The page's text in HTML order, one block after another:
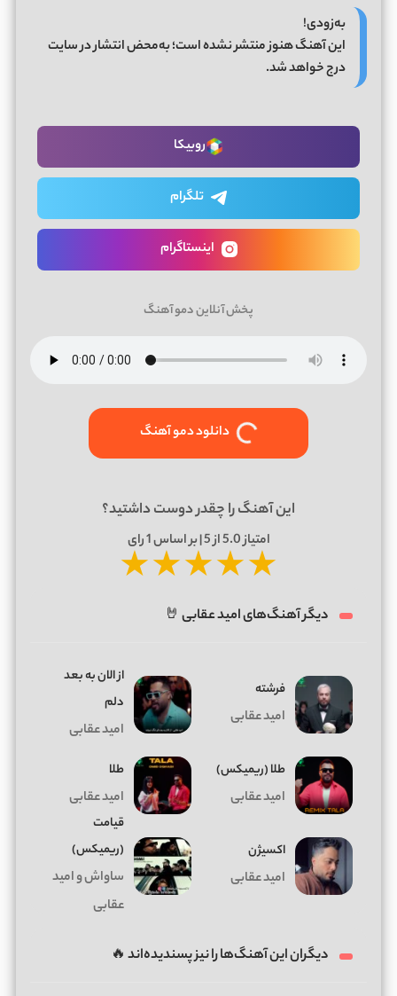
به‌زودی!
این آهنگ هنوز منتشر نشده است؛ به‌محض انتشار در سایت
درج خواهد شد.
روبیکا
تلگرام
اینستاگرام
پخش آنلاین دمو آهنگ
دانلود دمو آهنگ
این آهنگ را چقدر دوست داشتید؟
امتیاز5.0از 5 | بر اساس 1رای
★★★★★
دیگر آهنگ‌های امید عقابی 🤘
فرشته
امید عقابی
از الان به بعد
دلم
امید عقابی
طلا (ریمیکس)
امید عقابی
طلا
امید عقابی
اکسیژن
امید عقابی
قیامت
(ریمیکس)
ساواش و امید
عقابی
دیگران این آهنگ‌ها را نیز پسندیده‌اند 🔥